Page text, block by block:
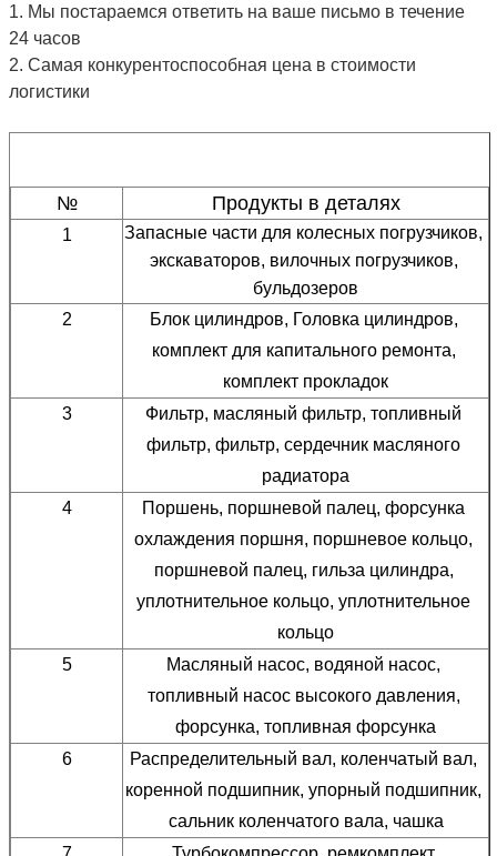
1. Мы постараемся ответить на ваше письмо в течение
24 часов
2. Самая конкурентоспособная цена в стоимости
логистики
№ Продукты в деталях
1
Запасные части для колесных погрузчиков,
экскаваторов, вилочных погрузчиков,
бульдозеров
2
Блок цилиндров, Головка цилиндров,
комплект для капитального ремонта,
комплект прокладок
3
Фильтр, масляный фильтр, топливный
фильтр, фильтр, сердечник масляного
радиатора
4
Поршень, поршневой палец, форсунка
охлаждения поршня, поршневое кольцо,
поршневой палец, гильза цилиндра,
уплотнительное кольцо, уплотнительное
кольцо
5
Масляный насос, водяной насос,
топливный насос высокого давления,
форсунка, топливная форсунка
6
Распределительный вал, коленчатый вал,
коренной подшипник, упорный подшипник,
сальник коленчатого вала, чашка